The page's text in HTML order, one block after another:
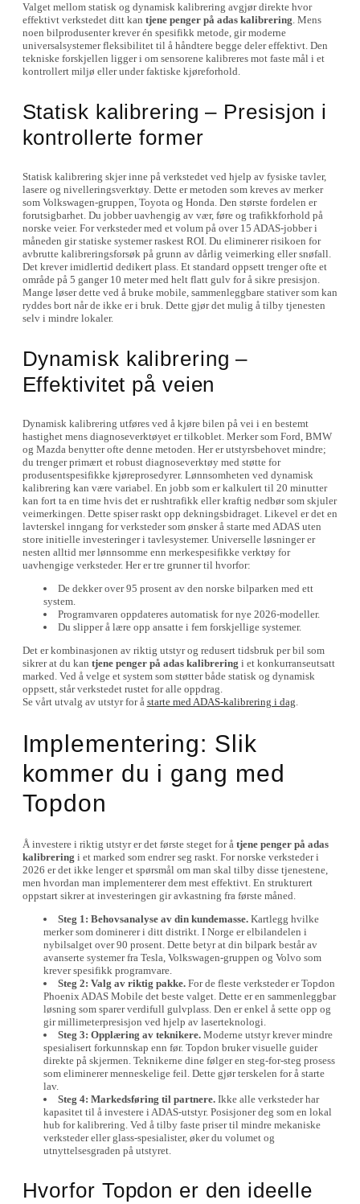
Valget mellom statisk og dynamisk kalibrering avgjør direkte hvor
effektivt verkstedet ditt kan tjene penger på adas kalibrering. Mens
noen bilprodusenter krever én spesifikk metode, gir moderne
universalsystemer fleksibilitet til å håndtere begge deler effektivt. Den
tekniske forskjellen ligger i om sensorene kalibreres mot faste mål i et
kontrollert miljø eller under faktiske kjøreforhold.
Statisk kalibrering – Presisjon i
kontrollerte former
Statisk kalibrering skjer inne på verkstedet ved hjelp av fysiske tavler,
lasere og nivelleringsverktøy. Dette er metoden som kreves av merker
som Volkswagen-gruppen, Toyota og Honda. Den største fordelen er
forutsigbarhet. Du jobber uavhengig av vær, føre og trafikkforhold på
norske veier. For verksteder med et volum på over 15 ADAS-jobber i
måneden gir statiske systemer raskest ROI. Du eliminerer risikoen for
avbrutte kalibreringsforsøk på grunn av dårlig veimerking eller snøfall.
Det krever imidlertid dedikert plass. Et standard oppsett trenger ofte et
område på 5 ganger 10 meter med helt flatt gulv for å sikre presisjon.
Mange løser dette ved å bruke mobile, sammenleggbare stativer som kan
ryddes bort når de ikke er i bruk. Dette gjør det mulig å tilby tjenesten
selv i mindre lokaler.
Dynamisk kalibrering –
Effektivitet på veien
Dynamisk kalibrering utføres ved å kjøre bilen på vei i en bestemt
hastighet mens diagnoseverktøyet er tilkoblet. Merker som Ford, BMW
og Mazda benytter ofte denne metoden. Her er utstyrsbehovet mindre;
du trenger primært et robust diagnoseverktøy med støtte for
produsentspesifikke kjøreprosedyrer. Lønnsomheten ved dynamisk
kalibrering kan være variabel. En jobb som er kalkulert til 20 minutter
kan fort ta en time hvis det er rushtrafikk eller kraftig nedbør som skjuler
veimerkingen. Dette spiser raskt opp dekningsbidraget. Likevel er det en
lavterskel inngang for verksteder som ønsker å starte med ADAS uten
store initielle investeringer i tavlesystemer. Universelle løsninger er
nesten alltid mer lønnsomme enn merkespesifikke verktøy for
uavhengige verksteder. Her er tre grunner til hvorfor:
De dekker over 95 prosent av den norske bilparken med ett
system.
Programvaren oppdateres automatisk for nye 2026-modeller.
Du slipper å lære opp ansatte i fem forskjellige systemer.
Det er kombinasjonen av riktig utstyr og redusert tidsbruk per bil som
sikrer at du kan tjene penger på adas kalibrering i et konkurranseutsatt
marked. Ved å velge et system som støtter både statisk og dynamisk
oppsett, står verkstedet rustet for alle oppdrag.
Se vårt utvalg av utstyr for å starte med ADAS-kalibrering i dag.
Implementering: Slik
kommer du i gang med
Topdon
Å investere i riktig utstyr er det første steget for å tjene penger på adas
kalibrering i et marked som endrer seg raskt. For norske verksteder i
2026 er det ikke lenger et spørsmål om man skal tilby disse tjenestene,
men hvordan man implementerer dem mest effektivt. En strukturert
oppstart sikrer at investeringen gir avkastning fra første måned.
Steg 1: Behovsanalyse av din kundemasse.Kartlegg hvilke
merker som dominerer i ditt distrikt. I Norge er elbilandelen i
nybilsalget over 90 prosent. Dette betyr at din bilpark består av
avanserte systemer fra Tesla, Volkswagen-gruppen og Volvo som
krever spesifikk programvare.
Steg 2: Valg av riktig pakke.For de fleste verksteder er Topdon
Phoenix ADAS Mobile det beste valget. Dette er en sammenleggbar
løsning som sparer verdifull gulvplass. Den er enkel å sette opp og
gir millimeterpresisjon ved hjelp av laserteknologi.
Steg 3: Opplæring av teknikere.Moderne utstyr krever mindre
spesialisert forkunnskap enn før. Topdon bruker visuelle guider
direkte på skjermen. Teknikerne dine følger en steg-for-steg prosess
som eliminerer menneskelige feil. Dette gjør terskelen for å starte
lav.
Steg 4: Markedsføring til partnere.Ikke alle verksteder har
kapasitet til å investere i ADAS-utstyr. Posisjoner deg som en lokal
hub for kalibrering. Ved å tilby faste priser til mindre mekaniske
verksteder eller glass-spesialister, øker du volumet og
utnyttelsesgraden på utstyret.
Hvorfor Topdon er den ideelle